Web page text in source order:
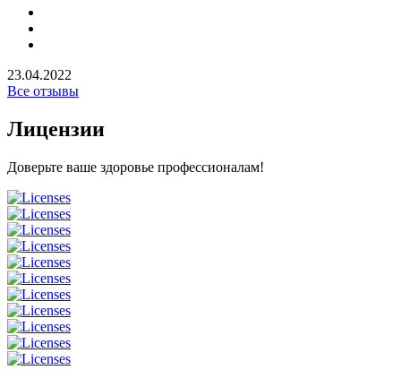
23.04.2022
Все отзывы
Лицензии
Доверьте ваше здоровье профессионалам!